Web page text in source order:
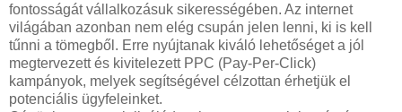
fontosságát vállalkozásuk sikerességében. Az internet
világában azonban nem elég csupán jelen lenni, ki is kell
tűnni a tömegből. Erre nyújtanak kiváló lehetőséget a jól
megtervezett és kivitelezett PPC (Pay-Per-Click)
kampányok, melyek segítségével célzottan érhetjük el
potenciális ügyfeleinket.